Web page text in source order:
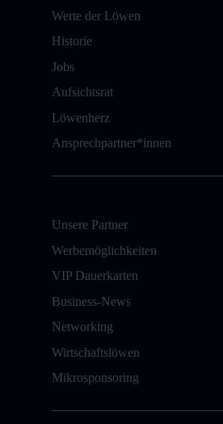
Werte der Löwen
Historie
Jobs
Aufsichtsrat
Löwenherz
Ansprechpartner*innen
Unsere Partner
Werbemöglichkeiten
VIP Dauerkarten
Business-News
Networking
Wirtschaftslöwen
Mikrosponsoring